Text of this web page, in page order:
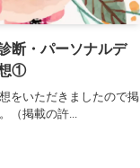
断・パーソナルデ
①
をいただきましたので掲
（掲載の許...